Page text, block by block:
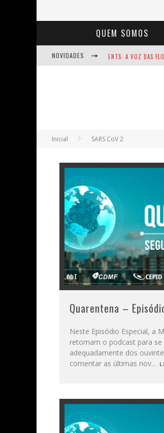
QUEM SOMOS
NOVIDADES ENTS: A VOZ DAS
BAÚ DE HISTÓRIAS
Inicial SARS CoV 2
Quarentena –
Neste Episódio Especial, a
retomam o podcast para se
adequadamente dos
comentar as últimas nov...